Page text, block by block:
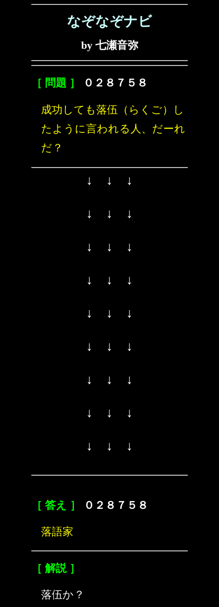
なぞなぞナビ
by 七瀬音弥
［ 問題 ］ ０２８７５８
成功しても落伍（らくご）し
たように言われる人、だーれ
だ？
↓ ↓ ↓
↓ ↓ ↓
↓ ↓ ↓
↓ ↓ ↓
↓ ↓ ↓
↓ ↓ ↓
↓ ↓ ↓
↓ ↓ ↓
↓ ↓ ↓
［ 答え ］ ０２８７５８
落語家
［ 解説 ］
落伍か？